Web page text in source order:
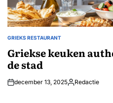
GEPLAATST
GRIEKS RESTAURANT
Griekse keuken
de stad
december 13, 2025Geplaatst
Redactie